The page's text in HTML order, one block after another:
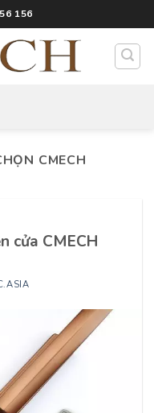
156
CMECH
cửa CMECH